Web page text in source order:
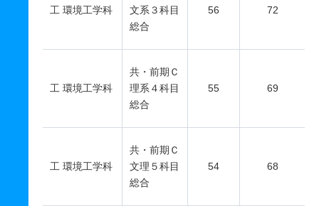
工 環境工学科
文系３科目
総合
56 72
工 環境工学科
共・前期Ｃ
理系４科目
総合
55 69
工 環境工学科
共・前期Ｃ
文理５科目
総合
54 68